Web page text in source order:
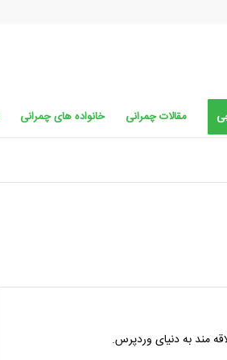
مقالات چمرانی خانواده های چمرانی
مند به دنیای وردپرس.